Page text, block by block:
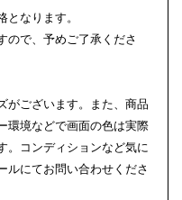
なります。
ので、予めご了承くださ
がございます。また、商品
環境などで画面の色は実際
。コンディションなど気に
ルにてお問い合わせくださ